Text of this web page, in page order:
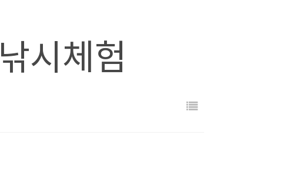
시체험